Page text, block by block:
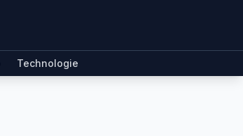
Technologie